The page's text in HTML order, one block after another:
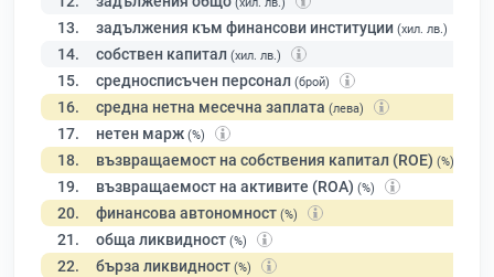
(хил. лв.)
13. задължения към финансови институции (хил. лв.)
14. собствен капитал (хил. лв.)
15. средносписъчен персонал (брой)
16. средна нетна месечна заплата (лева)
17. нетен марж (%)
18. възвращаемост на собствения капитал (ROE) (%)
19. възвращаемост на активите (ROA) (%)
20. финансова автономност (%)
21. обща ликвидност (%)
22. бърза ликвидност (%)